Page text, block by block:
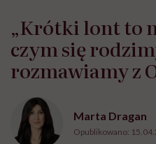
„Krótki lont to
czym się
rozmawiamy z
Marta Dragan
Opublikowano: